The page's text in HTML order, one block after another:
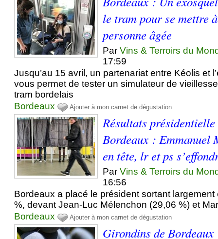
le tram pour se mettre
personne âgée
ParVins & Terroirs du
17:59
Jusqu’au 15 avril, un partenariat entre Kéolis et
vous permet de tester un simulateur de
tram bordelais
Bordeaux
Ajouter à mon carnet de dégustation
Résultats
Bordeaux : Emmanuel
en tête, lr et ps
ParVins & Terroirs du
16:56
Bordeaux a placé le président sortant
%, devant Jean-Luc Mélenchon (29,06 %) et
Bordeaux
Ajouter à mon carnet de dégustation
Girondins de